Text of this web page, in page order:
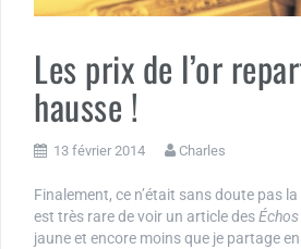
Les prix de l’or
hausse !
13 février 2014 Charles
Finalement, ce n’était sans doute pas la
est très rare de voir un article desÉchos
jaune et encore moins que je partage